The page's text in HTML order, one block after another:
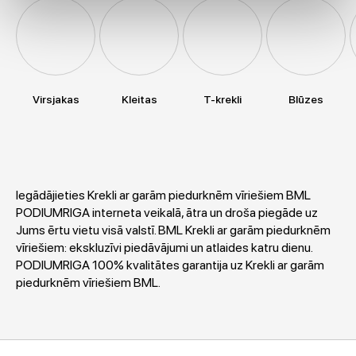
Virsjakas Kleitas T-krekli Blūzes
Iegādājieties Krekli ar garām piedurknēm vīriešiem BML
PODIUMRIGA interneta veikalā, ātra un droša piegāde uz
Jums ērtu vietu visā valstī. BML Krekli ar garām piedurknēm
vīriešiem: ekskluzīvi piedāvājumi un atlaides katru dienu.
PODIUMRIGA 100% kvalitātes garantija uz Krekli ar garām
piedurknēm vīriešiem BML.